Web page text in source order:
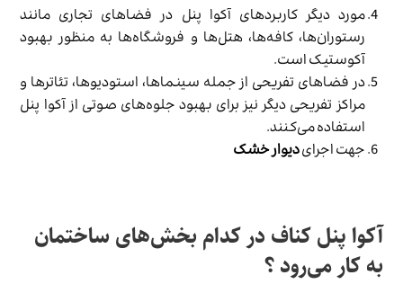
مورد دیگر کاربردهای آکوا پنل در فضاهای تجاری مانند
رستوران‌ها، کافه‌ها، هتل‌ها و فروشگاه‌ها به منظور بهبود
آکوستیک است.
در فضاهای تفریحی از جمله سینماها، استودیوها، تئاترها و
مراکز تفریحی دیگر نیز برای بهبود جلوه‌های صوتی از آکوا پنل
استفاده می‌کنند.
جهت اجرایدیوار خشک
آکوا پنل‌ کناف در کدام بخش‌های ساختمان
به کار می‌رود ؟